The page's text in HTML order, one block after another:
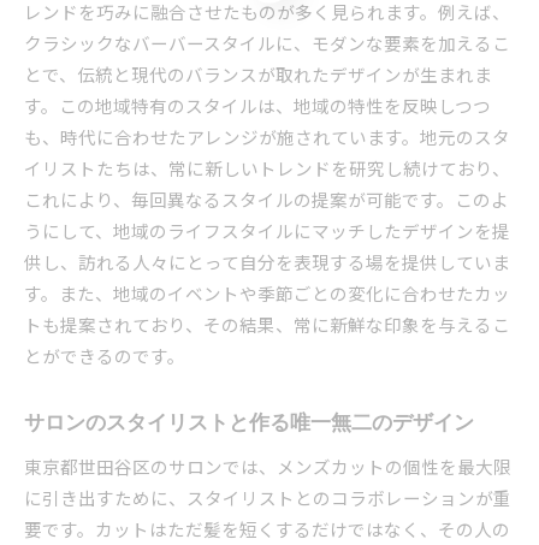
レンドを巧みに融合させたものが多く見られます。例えば、
クラシックなバーバースタイルに、モダンな要素を加えるこ
とで、伝統と現代のバランスが取れたデザインが生まれま
す。この地域特有のスタイルは、地域の特性を反映しつつ
も、時代に合わせたアレンジが施されています。地元のスタ
イリストたちは、常に新しいトレンドを研究し続けており、
これにより、毎回異なるスタイルの提案が可能です。このよ
うにして、地域のライフスタイルにマッチしたデザインを提
供し、訪れる人々にとって自分を表現する場を提供していま
す。また、地域のイベントや季節ごとの変化に合わせたカッ
トも提案されており、その結果、常に新鮮な印象を与えるこ
とができるのです。
サロンのスタイリストと作る唯一無二のデザイン
東京都世田谷区のサロンでは、メンズカットの個性を最大限
に引き出すために、スタイリストとのコラボレーションが重
要です。カットはただ髪を短くするだけではなく、その人の